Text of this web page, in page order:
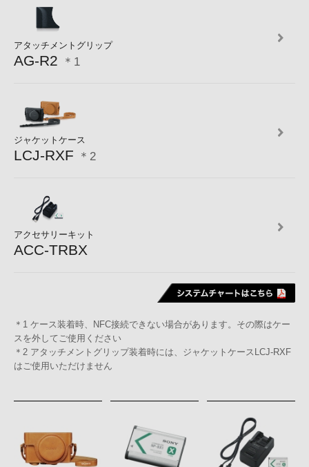
アタッチメントグリップ
AG-R2 ＊1
ジャケットケース
LCJ-RXF ＊2
アクセサリーキット
ACC-TRBX
＊1 ケース装着時、NFC接続できない場合があります。その際はケー
スを外してご使用ください
＊2 アタッチメントグリップ装着時には、ジャケットケースLCJ-RXF
はご使用いただけません